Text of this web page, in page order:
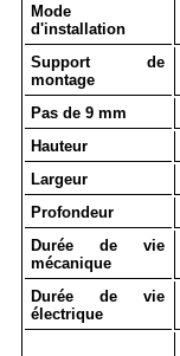
Mode
d'installation
Support de
montage
Pas de 9 mm
Hauteur
Largeur
Profondeur
Durée de vie
mécanique
Durée de vie
électrique